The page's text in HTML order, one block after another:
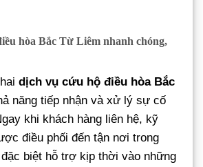
hòa Bắc Từ Liêm nhanh chóng,
dịch vụ cứu hộ điều hòa Bắc
năng tiếp nhận và xử lý sự cố
khi khách hàng liên hệ, kỹ
điều phối đến tận nơi trong
biệt hỗ trợ kịp thời vào những